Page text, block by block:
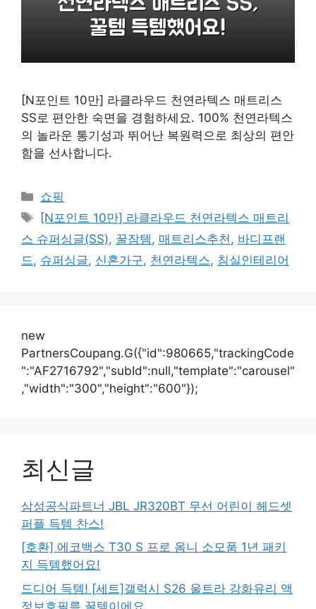
[N포인트 10만] 라클라우드 천연라텍스 매트리스
SS로 편안한 숙면을 경험하세요. 100% 천연라텍스
의 놀라운 통기성과 뛰어난 복원력으로 최상의 편안
함을 선사합니다.
카
테
리
쇼핑
태
그
[N포인트 10만] 라클라우드 천연라텍스 매트리
스 슈퍼싱글(SS), 꿀잠템 , 매트리스추천 , 바디프랜
드 , 슈퍼싱글, 신혼가구, 천연라텍스, 침실인테리어
new
PartnersCoupang.G({"id":980665,"trackingCode
":"AF2716792","subId":null,"template":"carousel"
,"width":"300","height":"600"});
최신글
삼성공식파트너 JBL JR320BT 무선 어린이 헤드셋
퍼플 득템 찬스!
[호환] 에코백스 T30 S 프로 옴니 소모품 1년 패키
지 득템했어요!
드디어 득템! [세트]갤럭시 S26 울트라 강화유리 액
정보호필름 꿀템이에요